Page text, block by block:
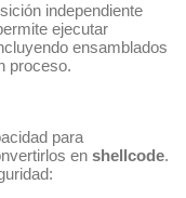
independiente
ejecutar
ensamblados
proceso.
para
en shellcode.